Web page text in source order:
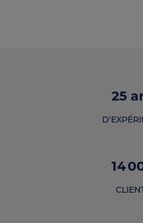
25
14